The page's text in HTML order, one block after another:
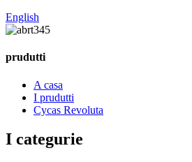
English
prudutti
A casa
I prudutti
Cycas Revoluta
I categurie